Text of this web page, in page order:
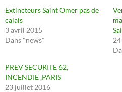
Extincteurs Saint Omer pas de
calais
3 avril 2015
Dans "news"
PREV SECURITE 62,
INCENDIE ,PARIS
23 juillet 2016